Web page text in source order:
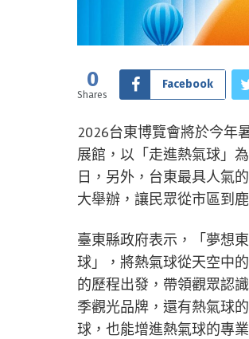
0
Shares
Facebook
2026台東博覽會將於今年
展館，以「走進熱氣球」
日，另外，台東最具人氣
大舉辦，讓民眾從市區到
臺東縣政府表示，「夢想
球」，將熱氣球從天空中
的歷程出發，帶領觀眾認
季觀光品牌，還有熱氣球
球，也能增進熱氣球的專